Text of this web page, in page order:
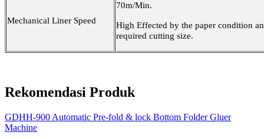
Mechanical Liner Speed
70m/Min.
High Effected by the paper condition
required cutting size.
Rekomendasi Produk
GDHH-900 Automatic Pre-fold & lock Bottom Folder Gluer
Machine